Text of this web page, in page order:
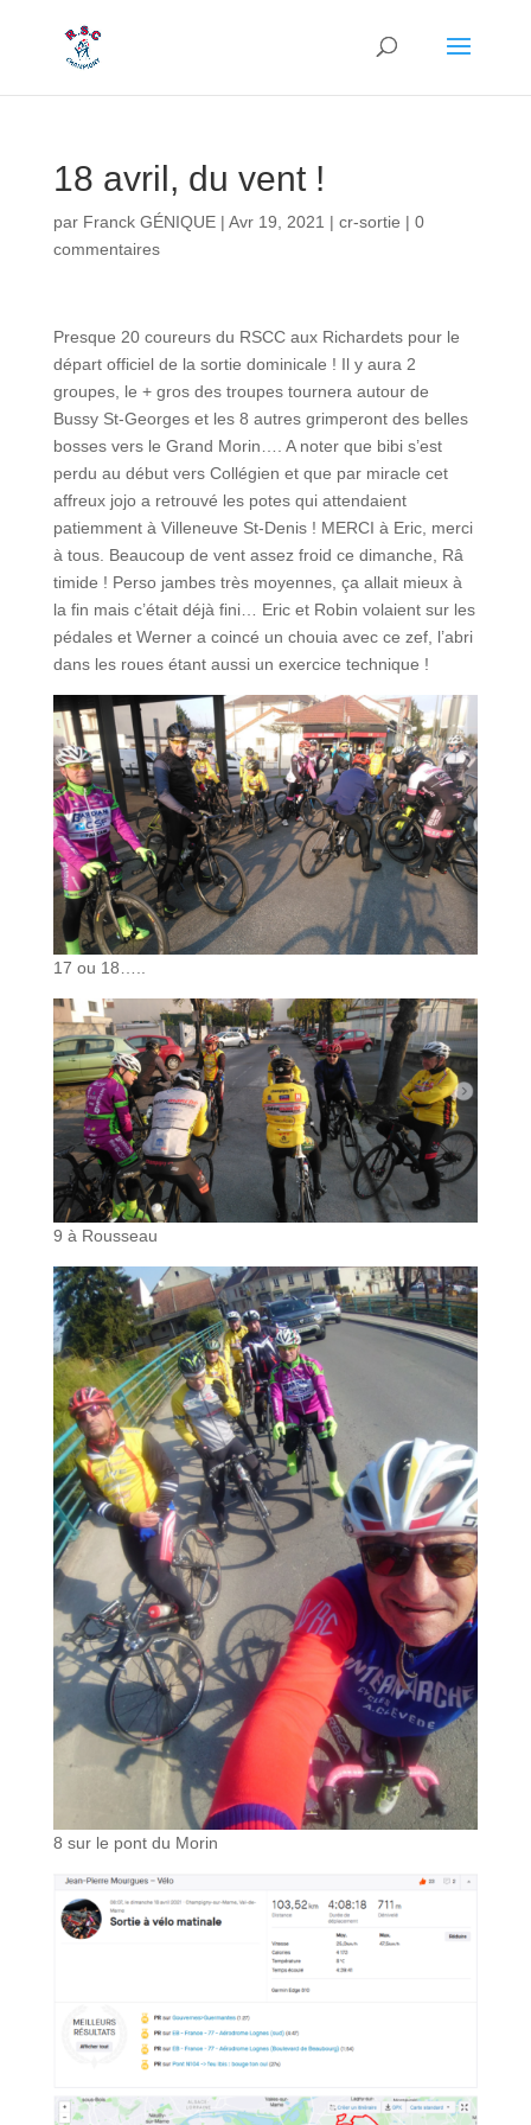
18 avril, du vent !
par Franck GÉNIQUE| Avr 19, 2021 | cr-sortie | 0
commentaires
Presque 20 coureurs du RSCC aux Richardets pour le
départ officiel de la sortie dominicale ! Il y aura 2
groupes, le + gros des troupes tournera autour de
Bussy St-Georges et les 8 autres grimperont des belles
bosses vers le Grand Morin…. A noter que bibi s’est
perdu au début vers Collégien et que par miracle cet
affreux jojo a retrouvé les potes qui attendaient
patiemment à Villeneuve St-Denis ! MERCI à Eric, merci
à tous. Beaucoup de vent assez froid ce dimanche, Râ
timide ! Perso jambes très moyennes, ça allait mieux à
la fin mais c’était déjà fini… Eric et Robin volaient sur les
pédales et Werner a coincé un chouia avec ce zef, l’abri
dans les roues étant aussi un exercice technique !
17 ou 18…..
9 à Rousseau
8 sur le pont du Morin